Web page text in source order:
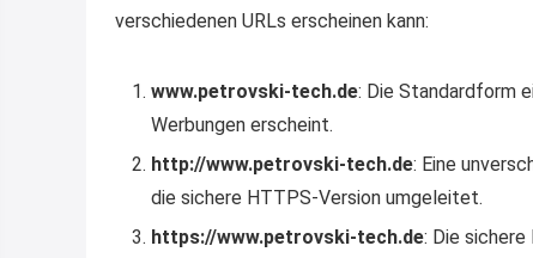
verschiedenen URLs erscheinen kann:
www.petrovski-tech.de: Die Standardform
Werbungen erscheint.
http://www.petrovski-tech.de: Eine
die sichere HTTPS-Version umgeleitet.
https://www.petrovski-tech.de: Die